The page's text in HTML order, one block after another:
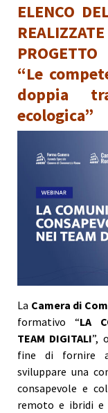
ELENCO
PROGETTO
“Le
doppia
ecologica”
La Camera di
formativo “LA
TEAM DIGITALI”,
fine di fornire
sviluppare una
consapevole e
remoto e ibridi e